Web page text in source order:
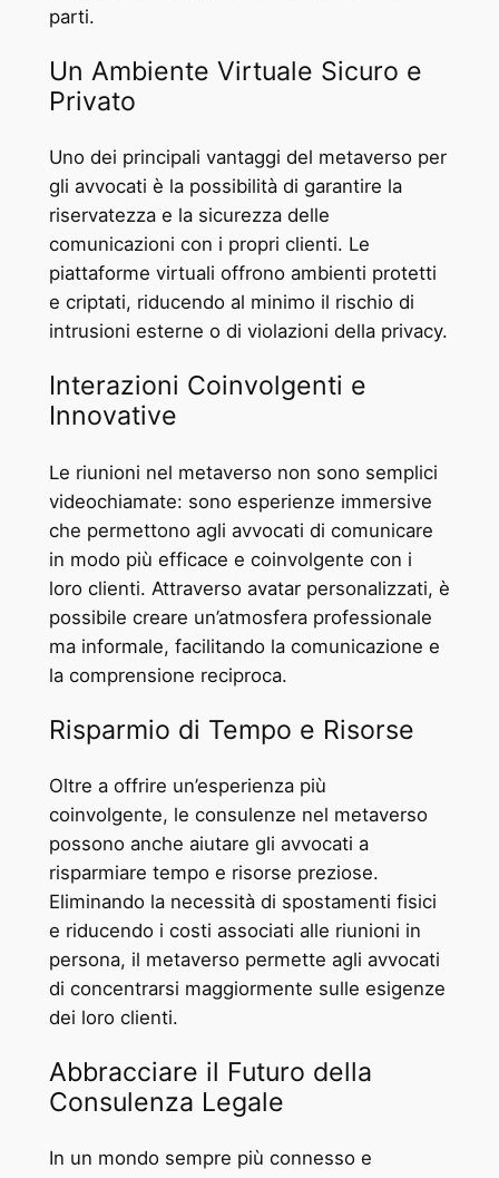
parti.
Un Ambiente Virtuale Sicuro e
Privato
Uno dei principali vantaggi del metaverso per
gli avvocati è la possibilità di garantire la
riservatezza e la sicurezza delle
comunicazioni con i propri clienti. Le
piattaforme virtuali offrono ambienti protetti
e criptati, riducendo al minimo il rischio di
intrusioni esterne o di violazioni della privacy.
Interazioni Coinvolgenti e
Innovative
Le riunioni nel metaverso non sono semplici
videochiamate: sono esperienze immersive
che permettono agli avvocati di comunicare
in modo più efficace e coinvolgente con i
loro clienti. Attraverso avatar personalizzati, è
possibile creare un’atmosfera professionale
ma informale, facilitando la comunicazione e
la comprensione reciproca.
Risparmio di Tempo e Risorse
Oltre a offrire un’esperienza più
coinvolgente, le consulenze nel metaverso
possono anche aiutare gli avvocati a
risparmiare tempo e risorse preziose.
Eliminando la necessità di spostamenti fisici
e riducendo i costi associati alle riunioni in
persona, il metaverso permette agli avvocati
di concentrarsi maggiormente sulle esigenze
dei loro clienti.
Abbracciare il Futuro della
Consulenza Legale
In un mondo sempre più connesso e